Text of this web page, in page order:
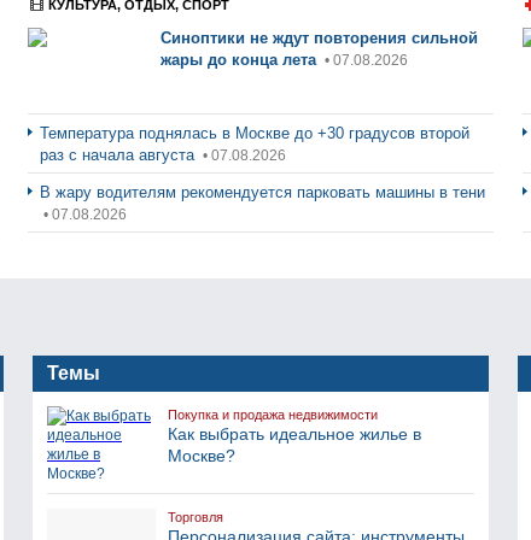
КУЛЬТУРА, ОТДЫХ, СПОРТ
Синоптики не ждут повторения сильной
жары до конца лета • 07.08.2026
Температура поднялась в Москве до +30 градусов второй
раз с начала августа • 07.08.2026
В жару водителям рекомендуется парковать машины в тени
• 07.08.2026
Темы
Покупка и продажа недвижимости
Как выбрать идеальное жилье в
Москве?
Торговля